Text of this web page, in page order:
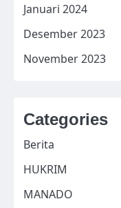
Januari 2024
Desember 2023
November 2023
Categories
Berita
HUKRIM
MANADO